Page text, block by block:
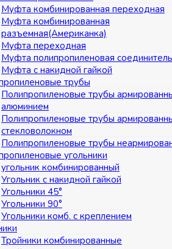
Муфта комбинированная переходная
Муфта комбинированная
разъемная(Американка)
Муфта переходная
Муфта полипропиленовая
Муфта с накидной гайкой
трубы
Полипропиленовые трубы
алюминием
Полипропиленовые трубы
стекловолокном
Полипропиленовые трубы
угольники
угольник комбинированный
Угольник с накидной гайкой
Угольники 45°
Угольники 90°
Угольники комб. с креплением
Тройники комбинированные